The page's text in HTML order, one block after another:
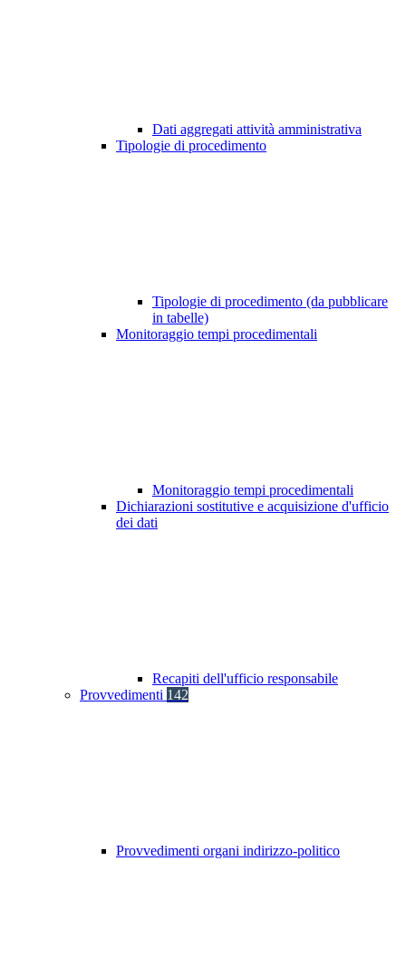
Dati aggregati attività amministrativa
Tipologie di procedimento
Tipologie di procedimento (da pubblicare
in tabelle)
Monitoraggio tempi procedimentali
Monitoraggio tempi procedimentali
Dichiarazioni sostitutive e acquisizione d'ufficio
dei dati
Recapiti dell'ufficio responsabile
Provvedimenti 142
Provvedimenti organi indirizzo-politico